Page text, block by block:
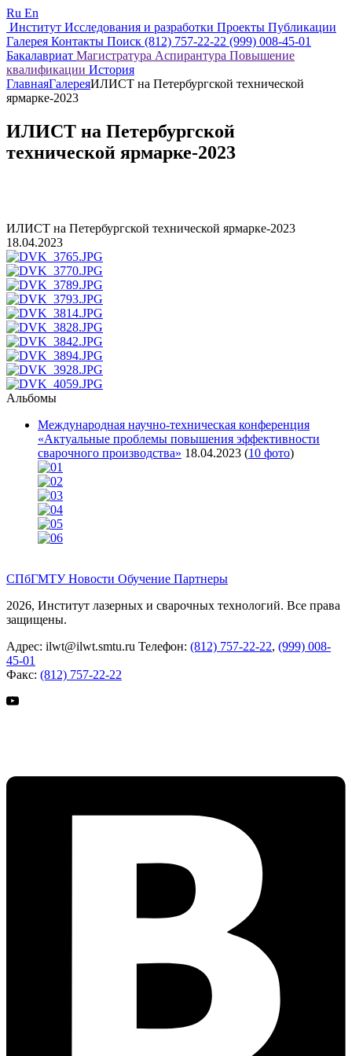
Ru En
Институт Исследования и разработки Проекты Публикации
Галерея Контакты Поиск (812) 757-22-22 (999) 008-45-01
Бакалавриат Магистратура Аспирантура Повышение
квалификации История
ГлавнаяГалереяИЛИСТ на Петербургской технической
ярмарке-2023
ИЛИСТ на Петербургской
технической ярмарке-2023
ИЛИСТ на Петербургской технической ярмарке-2023
18.04.2023
Альбомы
Международная научно-техническая конференция
«Актуальные проблемы повышения эффективности
сварочного производства» 18.04.2023 (10 фото)
СПбГМТУНовости Обучение Партнеры
2026, Институт лазерных и сварочных технологий. Все права
защищены.
Адрес: ilwt@ilwt.smtu.ru Телефон: (812) 757-22-22, (999) 008-
45-01
Факс: (812) 757-22-22